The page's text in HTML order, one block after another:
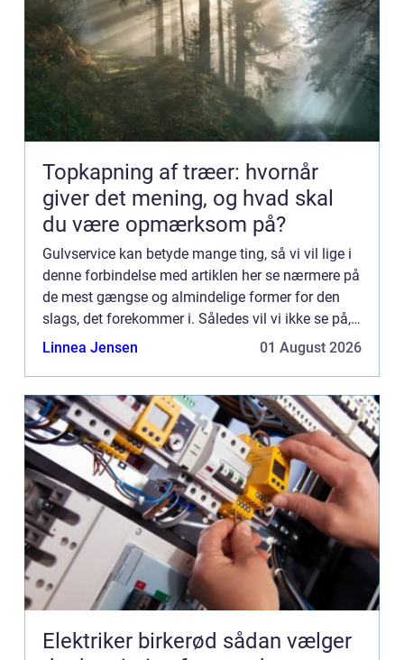
Topkapning af træer: hvornår
giver det mening, og hvad skal
du være opmærksom på?
Gulvservice kan betyde mange ting, så vi vil lige i
denne forbindelse med artiklen her se nærmere på
de mest gængse og almindelige former for den
slags, det forekommer i. Således vil vi ikke se på,
hvis man passer ...
Linnea Jensen 01 August 2026
Elektriker birkerød sådan vælger